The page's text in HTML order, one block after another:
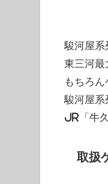
駿河屋系
東三河最
もちろん
駿河屋系
JR「牛
取扱